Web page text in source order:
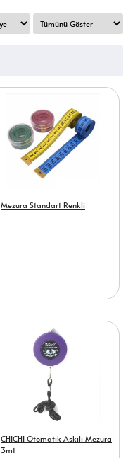
Mezura Standart Renkli
CHİCHİ Otomatik Askılı Mezura
3mt